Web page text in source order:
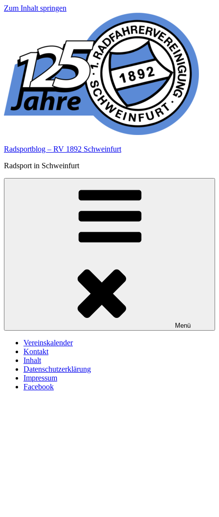
Zum Inhalt springen
Radsportblog – RV 1892 Schweinfurt
Radsport in Schweinfurt
Menü
Vereinskalender
Kontakt
Inhalt
Datenschutzerklärung
Impressum
Facebook